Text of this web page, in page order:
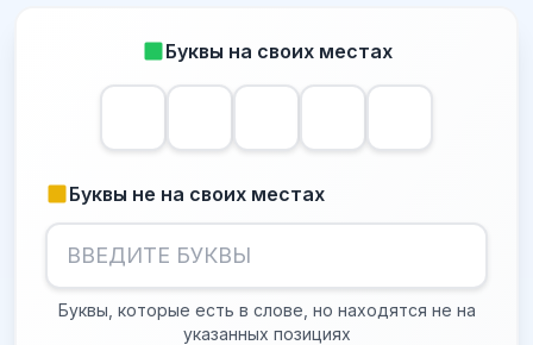
Буквы на своих местах
Буквы не на своих местах
Буквы, которые есть в слове, но находятся не на
указанных позициях